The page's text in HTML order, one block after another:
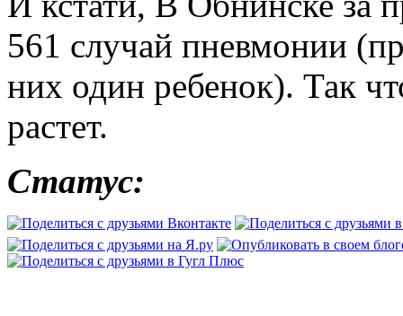
561 случай пневмонии
них один ребенок). Так
растет.
Статус: